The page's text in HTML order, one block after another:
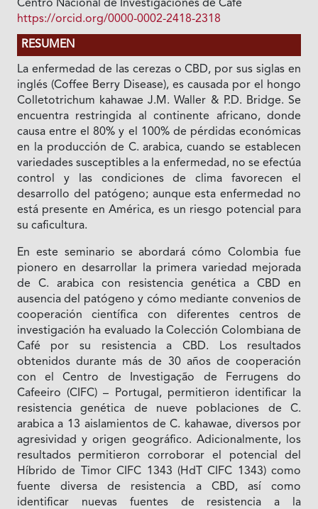
Centro Nacional de Investigaciones de Café
https://orcid.org/0000-0002-2418-2318
RESUMEN
La enfermedad de las cerezas o CBD, por sus siglas en
inglés (Coffee Berry Disease), es causada por el hongo
Colletotrichum kahawae J.M. Waller & P.D. Bridge. Se
encuentra restringida al continente africano, donde
causa entre el 80% y el 100% de pérdidas económicas
en la producción de C. arabica, cuando se establecen
variedades susceptibles a la enfermedad, no se efectúa
control y las condiciones de clima favorecen el
desarrollo del patógeno; aunque esta enfermedad no
está presente en América, es un riesgo potencial para
su caficultura.
En este seminario se abordará cómo Colombia fue
pionero en desarrollar la primera variedad mejorada
de C. arabica con resistencia genética a CBD en
ausencia del patógeno y cómo mediante convenios de
cooperación científica con diferentes centros de
investigación ha evaluado la Colección Colombiana de
Café por su resistencia a CBD. Los resultados
obtenidos durante más de 30 años de cooperación
con el Centro de Investigação de Ferrugens do
Cafeeiro (CIFC) – Portugal, permitieron identificar la
resistencia genética de nueve poblaciones de C.
arabica a 13 aislamientos de C. kahawae, diversos por
agresividad y origen geográfico. Adicionalmente, los
resultados permitieron corroborar el potencial del
Híbrido de Timor CIFC 1343 (HdT CIFC 1343) como
fuente diversa de resistencia a CBD, así como
identificar nuevas fuentes de resistencia a la